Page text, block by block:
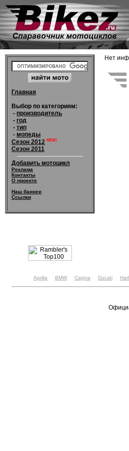
Главная
Выбор по категориям:
- производитель
- год
- тип
- мопеды
Сезон 2012 NEW!
Сезон 2011
Добавить мотоцикл
Реклама
Контакты
О проекте
Наш баннер
Ссылки
Нет
Aprilia BMW Cagiva Ducati